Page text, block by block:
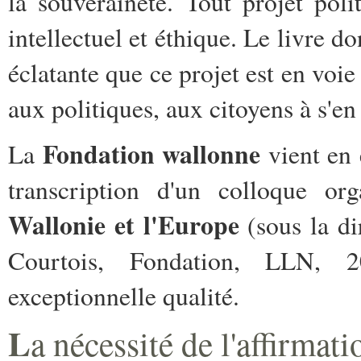
intellectuel et éthique. Le livre
éclatante que ce projet est en
aux politiques, aux citoyens à
La Fondation wallonne vient
transcription d'un colloque
Wallonie et l'Europe (sous la
Courtois, Fondation, LLN,
exceptionnelle qualité.
La nécessité de